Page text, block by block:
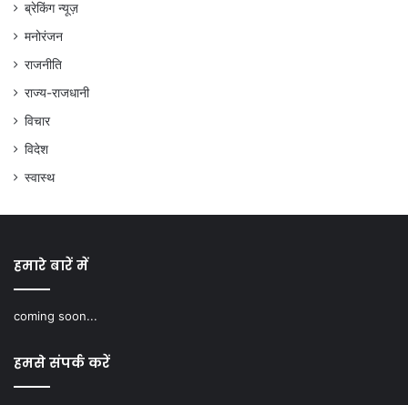
ब्रेकिंग न्यूज़
मनोरंजन
राजनीति
राज्य-राजधानी
विचार
विदेश
स्वास्थ
हमारे बारें में
coming soon...
हमसे संपर्क करें